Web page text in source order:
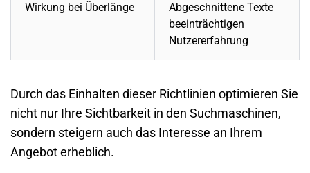
Wirkung bei Überlänge
Abgeschnittene Texte
beeinträchtigen
Nutzererfahrung
Durch das Einhalten dieser Richtlinien optimieren Sie
nicht nur Ihre Sichtbarkeit in den Suchmaschinen,
sondern steigern auch das Interesse an Ihrem
Angebot erheblich.